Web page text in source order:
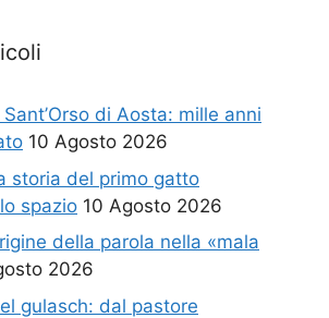
di Aosta: mille anni
10 Agosto 2026
storia del primo gatto
spazio 10 Agosto 2026
della parola nella «mala
2026
gulasch: dal pastore